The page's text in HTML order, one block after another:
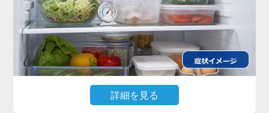
詳細を見る